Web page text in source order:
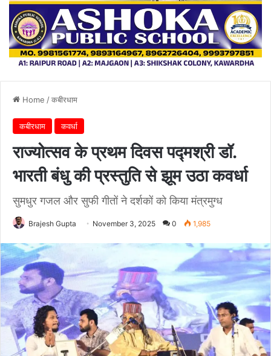
Home /कबीरधाम
कबीरधाम कवर्धा
राज्योत्सव के प्रथम दिवस पद्मश्री डॉ.
भारती बंधु की प्रस्तुति से झूम उठा कवर्धा
सुमधुर गजल और सुफी गीतों ने दर्शकों को किया मंत्रमुग्ध
Brajesh Gupta November 3, 2025 0 1,985